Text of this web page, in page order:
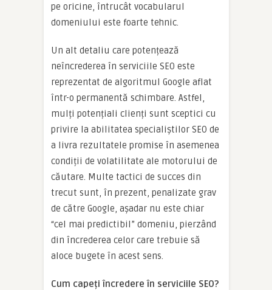
pe oricine, întrucât vocabularul
domeniului este foarte tehnic.
Un alt detaliu care potențează
neîncrederea în serviciile SEO este
reprezentat de algoritmul Google aflat
într-o permanentă schimbare. Astfel,
mulți potențiali clienți sunt sceptici cu
privire la abilitatea specialiștilor SEO de
a livra rezultatele promise în asemenea
condiții de volatilitate ale motorului de
căutare. Multe tactici de succes din
trecut sunt, în prezent, penalizate grav
de către Google, așadar nu este chiar
“cel mai predictibil” domeniu, pierzând
din încrederea celor care trebuie să
aloce bugete în acest sens.
Cum capeți încredere în serviciile SEO?